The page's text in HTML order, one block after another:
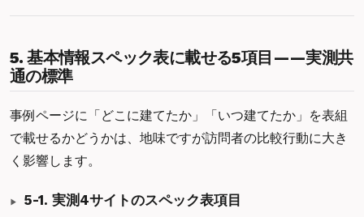
5. 基本情報スペック表に載せる5項目——実測共
通の標準
事例ページに「どこに建てたか」「いつ建てたか」を表組
で載せるかどうかは、地味ですが訪問者の比較行動に大き
く影響します。
5-1. 実測4サイトのスペック表項目